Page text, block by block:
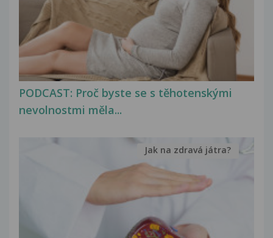
PODCAST: Proč byste se s těhotenskými
nevolnostmi měla...
Jak na zdravá játra?